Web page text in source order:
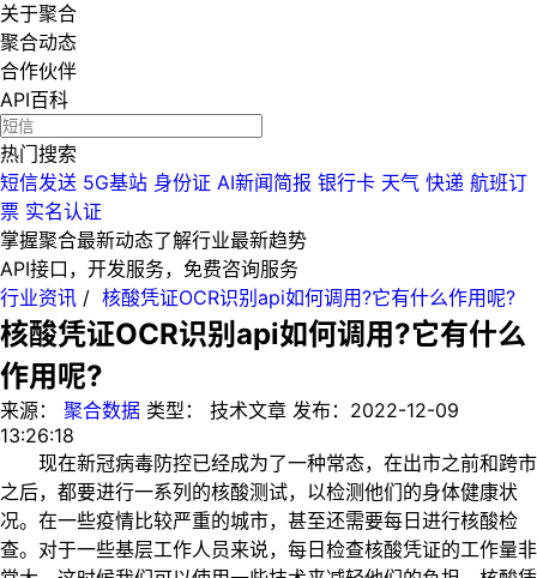
关于聚合
聚合动态
合作伙伴
API百科
热门搜索
短信发送 5G基站 身份证 AI新闻简报 银行卡 天气 快递 航班订
票 实名认证
掌握聚合最新动态了解行业最新趋势
API接口，开发服务，免费咨询服务
行业资讯 / 核酸凭证OCR识别api如何调用?它有什么作用呢?
核酸凭证OCR识别api如何调用?它有什么
作用呢?
来源： 聚合数据 类型： 技术文章 发布： 2022-12-09
13:26:18
现在新冠病毒防控已经成为了一种常态，在出市之前和跨市
之后，都要进行一系列的核酸测试，以检测他们的身体健康状
况。在一些疫情比较严重的城市，甚至还需要每日进行核酸检
查。对于一些基层工作人员来说，每日检查核酸凭证的工作量非